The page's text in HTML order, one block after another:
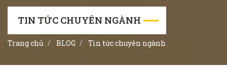
TIN TỨC CHUYÊN NGÀNH
Trang chủ BLOG Tin tức chuyên ngành